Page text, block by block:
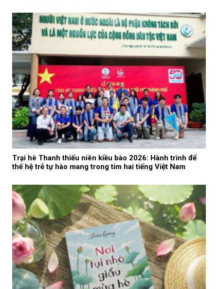
Trại hè Thanh thiếu niên kiều bào 2026: Hành trình để
thế hệ trẻ tự hào mang trong tim hai tiếng Việt Nam